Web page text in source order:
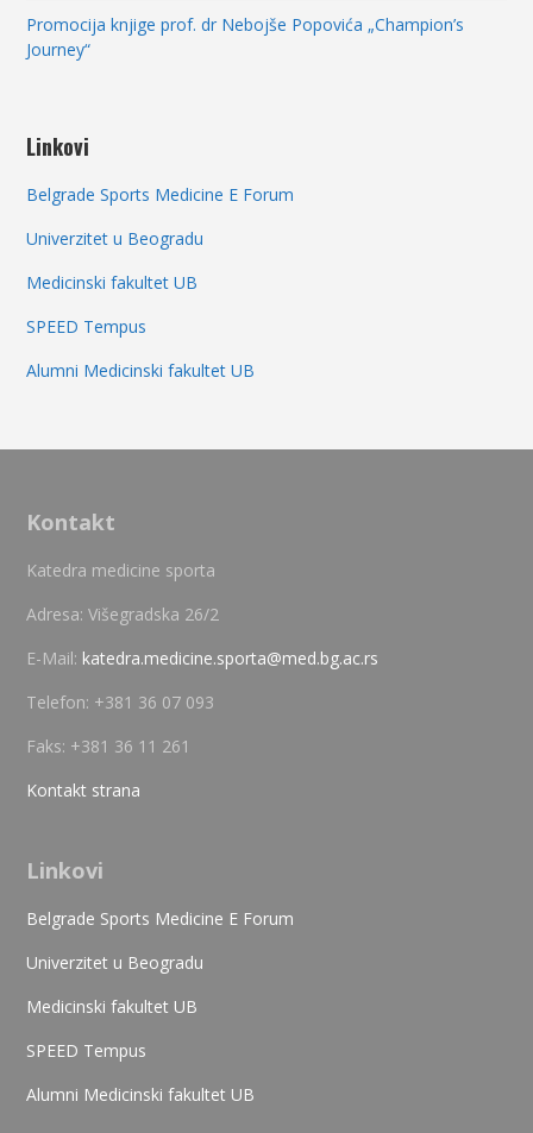
Promocija knjige prof. dr Nebojše Popovića „Champion’s
Journey“
Linkovi
Belgrade Sports Medicine E Forum
Univerzitet u Beogradu
Medicinski fakultet UB
SPEED Tempus
Alumni Medicinski fakultet UB
Kontakt
Katedra medicine sporta
Adresa: Višegradska 26/2
E-Mail: katedra.medicine.sporta@med.bg.ac.rs
Telefon: +381 36 07 093
Faks: +381 36 11 261
Kontakt strana
Linkovi
Belgrade Sports Medicine E Forum
Univerzitet u Beogradu
Medicinski fakultet UB
SPEED Tempus
Alumni Medicinski fakultet UB